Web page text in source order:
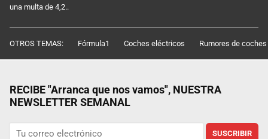
una multa de 4,2..
OTROS TEMAS: Fórmula1 Coches eléctricos Rumores de coches
RECIBE "Arranca que nos vamos", NUESTRA
NEWSLETTER SEMANAL
SUSCRIBIR